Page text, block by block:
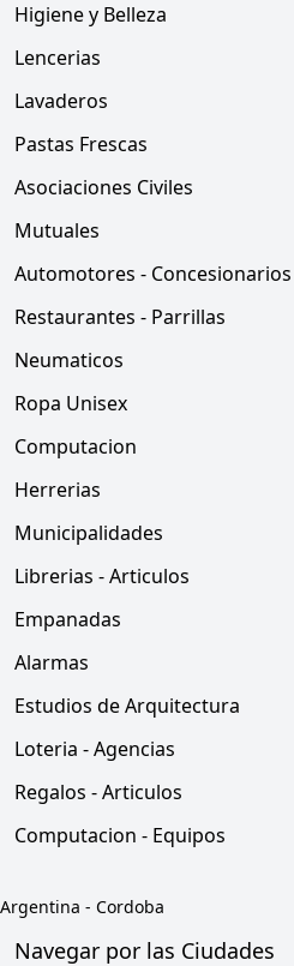
Higiene y Belleza
Lencerias
Lavaderos
Pastas Frescas
Asociaciones Civiles
Mutuales
Automotores - Concesionarios
Restaurantes - Parrillas
Neumaticos
Ropa Unisex
Computacion
Herrerias
Municipalidades
Librerias - Articulos
Empanadas
Alarmas
Estudios de Arquitectura
Loteria - Agencias
Regalos - Articulos
Computacion - Equipos
Argentina - Cordoba
Navegar por las Ciudades